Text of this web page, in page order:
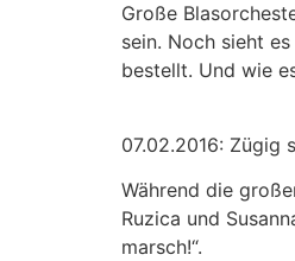
Große
sein. Noch sieht
bestellt. Und wie
07.02.2016: Zügig
Während die
Ruzica und
marsch!“.